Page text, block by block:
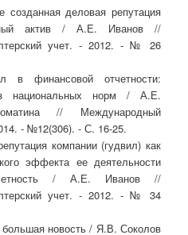
деловая репутация
актив / А.Е. Иванов //
учет. - 2012. - № 26
в финансовой отчетности:
национальных норм / А.Е.
// Международный
- №12(306). - С. 16-25.
компании (гудвил) как
эффекта ее деятельности
/ А.Е. Иванов //
учет. - 2012. - № 34
новость / Я.В. Соколов